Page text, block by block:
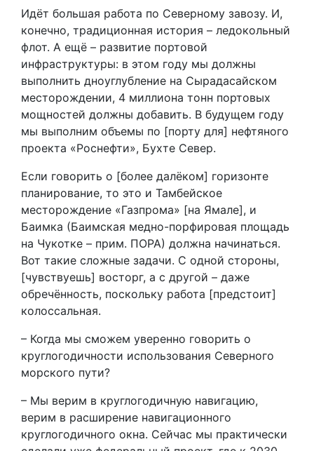
Идёт большая работа по Северному завозу. И,
конечно, традиционная история – ледокольный
флот. А ещё – развитие портовой
инфраструктуры: в этом году мы должны
выполнить дноуглубление на Сырадасайском
месторождении, 4 миллиона тонн портовых
мощностей должны добавить. В будущем году
мы выполним объемы по [порту для] нефтяного
проекта «Роснефти», Бухте Север.
Если говорить о [более далёком] горизонте
планирование, то это и Тамбейское
месторождение «Газпрома» [на Ямале], и
Баимка (Баимская медно-порфировая площадь
на Чукотке – прим. ПОРА) должна начинаться.
Вот такие сложные задачи. С одной стороны,
[чувствуешь] восторг, а с другой – даже
обречённость, поскольку работа [предстоит]
колоссальная.
– Когда мы сможем уверенно говорить о
круглогодичности использования Северного
морского пути?
– Мы верим в круглогодичную навигацию,
верим в расширение навигационного
круглогодичного окна. Сейчас мы практически